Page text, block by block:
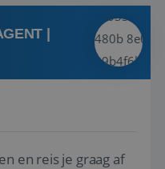
leergie...
|
en reis je graag af